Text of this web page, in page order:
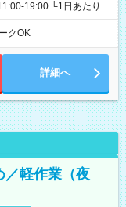
19:00 └1日あたりの
れば、いつでも勤務可
日でご勤務いただけま
可能なお仕事です！
クOK
詳細へ
／軽作業（夜